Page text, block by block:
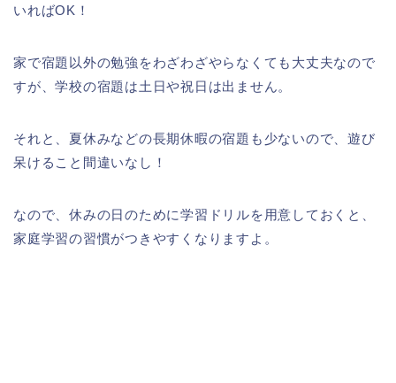
いればOK！
家で宿題以外の勉強をわざわざやらなくても大丈夫なので
すが、学校の宿題は土日や祝日は出ません。
それと、夏休みなどの長期休暇の宿題も少ないので、遊び
呆けること間違いなし！
なので、休みの日のために学習ドリルを用意しておくと、
家庭学習の習慣がつきやすくなりますよ。